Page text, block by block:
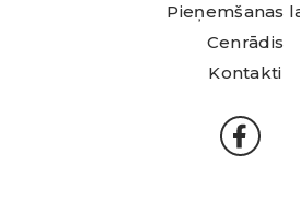
Pieņemšanas
Cenrādis
Kontakti